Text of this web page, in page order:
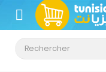
CATÉGORIE
Climatisation